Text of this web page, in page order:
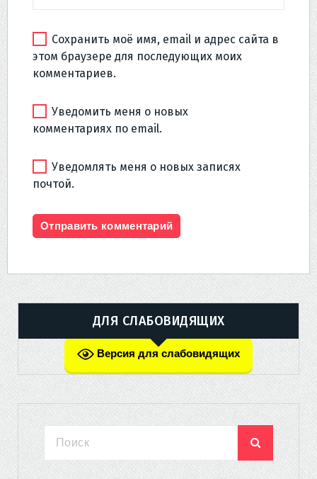
Сохранить моё имя, email и адрес сайта в
этом браузере для последующих моих
комментариев.
Уведомить меня о новых
комментариях по email.
Уведомлять меня о новых записях
почтой.
ДЛЯ СЛАБОВИДЯЩИХ
Версия для слабовидящих